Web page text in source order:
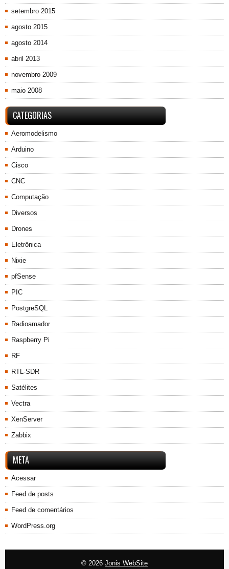
setembro 2015
agosto 2015
agosto 2014
abril 2013
novembro 2009
maio 2008
CATEGORIAS
Aeromodelismo
Arduino
Cisco
CNC
Computação
Diversos
Drones
Eletrônica
Nixie
pfSense
PIC
PostgreSQL
Radioamador
Raspberry Pi
RF
RTL-SDR
Satélites
Vectra
XenServer
Zabbix
META
Acessar
Feed de posts
Feed de comentários
WordPress.org
© 2026 Jonis WebSite